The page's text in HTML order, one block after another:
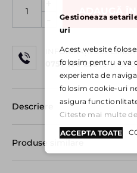
ADAUGĂ ÎN
INFORMAȚII
0757 100 252(L-V:
Descriere
Produse similare
Gestioneaza
uri
Acest website
folosim pentru a va
experienta de
folosim cookie-uri
asigura
Citeste mai multe
ACCEPTA TOATE